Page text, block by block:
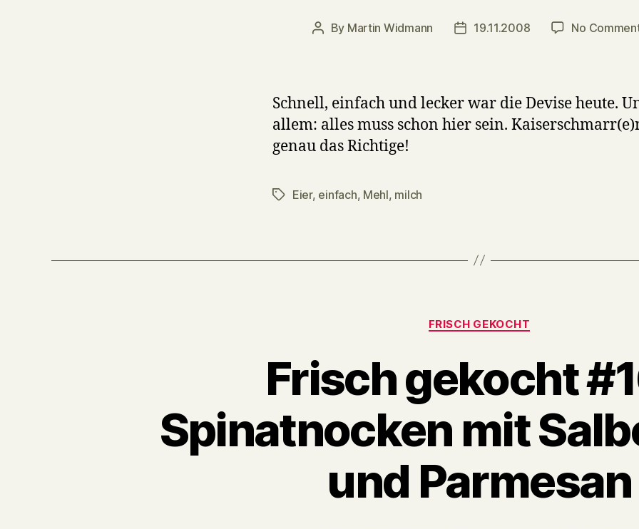
Post
By Martin Widmann
Post19.11.2008 No
Schnell, einfach und lecker war die Devise heute.
allem: alles muss schon hier sein.
genau das Richtige!
TagsEier, einfach, Mehl, milch
Categories
FRISCH GEKOCHT
Frisch gekocht
Spinatnocken mit
und Parmesan